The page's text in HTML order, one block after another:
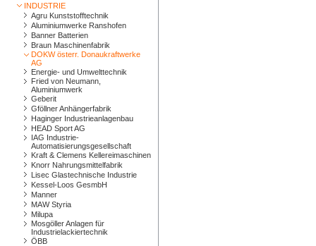
INDUSTRIE
Agru Kunststofftechnik
Aluminiumwerke Ranshofen
Banner Batterien
Braun Maschinenfabrik
DOKW österr. Donaukraftwerke
AG
Energie- und Umwelttechnik
Fried von Neumann,
Aluminiumwerk
Geberit
Gföllner Anhängerfabrik
Haginger Industrieanlagenbau
HEAD Sport AG
IAG Industrie-
Automatisierungsgesellschaft
Kraft & Clemens Kellereimaschinen
Knorr Nahrungsmittelfabrik
Lisec Glastechnische Industrie
Kessel-Loos GesmbH
Manner
MAW Styria
Milupa
Mosgöller Anlagen für
Industrielackiertechnik
ÖBB